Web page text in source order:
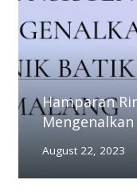
Hamparan
August 22, 2023